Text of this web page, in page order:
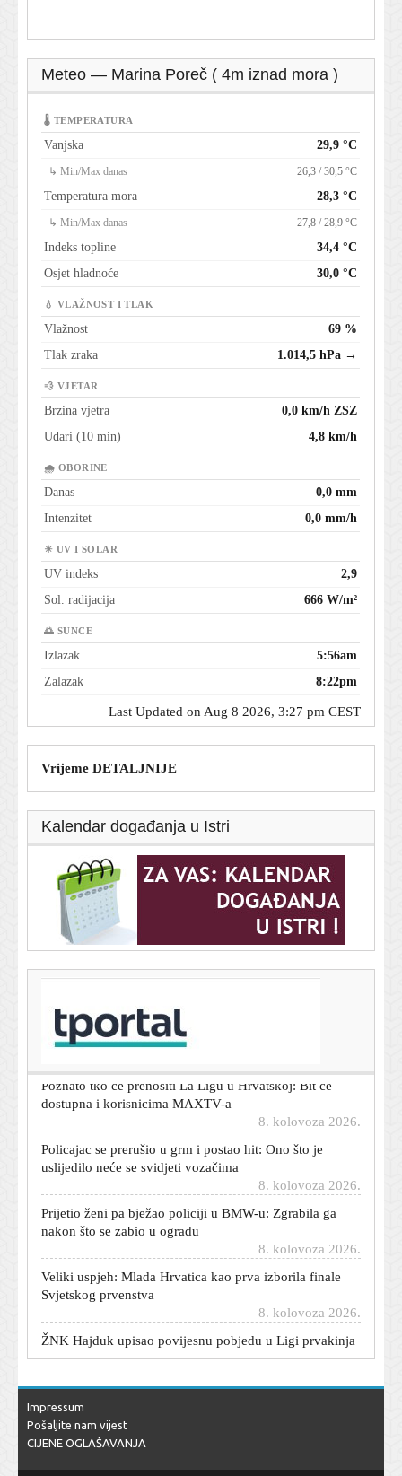
Meteo — Marina Poreč ( 4m iznad mora )
🌡 TEMPERATURA
Vanjska 29,9 °C
↳ Min/Max danas 26,3 / 30,5 °C
Temperatura mora 28,3 °C
↳ Min/Max danas 27,8 / 28,9 °C
Indeks topline
34,4 °C
Osjet hladnoće
30,0 °C
💧 VLAŽNOST I TLAK
Vlažnost
69 %
Tlak zraka
1.014,5 hPa →
💨 VJETAR
Brzina vjetra
0,0 km/h ZSZ
Udari (10 min)
4,8 km/h
🌧 OBORINE
Danas
0,0 mm
Intenzitet
0,0 mm/h
☀ UV I SOLAR
UV indeks
2,9
Sol. radijacija
666 W/m²
🌅 SUNCE
Izlazak
5:56am
Zalazak
8:22pm
Last Updated on Aug 8 2026, 3:27 pm CEST
Vrijeme DETALJNIJE
Kalendar događanja u Istri
T-portal.hr
'Nije iskoristio prilike'
dostupna i korisnicima MAXTV-a
Policajac se prerušio u grm i postao hit: Ono što je
uslijedilo neće se svidjeti vozačima
Prijetio ženi pa bježao policiji u BMW-u: Zgrabila ga
nakon što se zabio u ogradu
Veliki uspjeh: Mlada Hrvatica kao prva izborila finale
Svjetskog prvenstva
ŽNK Hajduk upisao povijesnu pobjedu u Ligi prvakinja
8. kolovoza 2026.
Lažni policajci prevarili 76-godišnjakinju: Predala novac
Imate ovu karticu za autocestu? Od 1. listopada njome
više nećete moći plaćati cestarinu
Impressum
Pošaljite nam vijest
CIJENE OGLAŠAVANJA